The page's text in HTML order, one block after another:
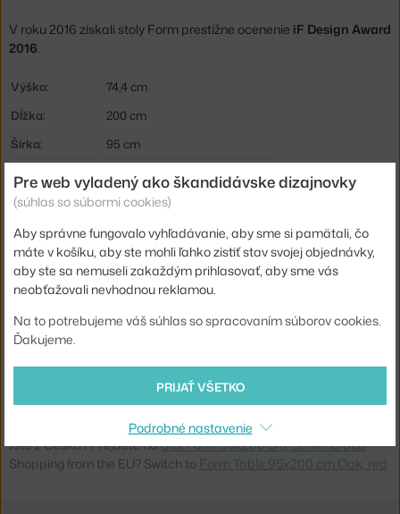
V roku 2016 získali stoly Form prestížne ocenenie iF Design Award
2016.
Výška:
74,4 cm
Dĺžka:
200 cm
Šírka:
95 cm
Farba:
červená
Materiál:
dubové drevo, linoleum
Podnož:
drevo
Tvar:
obdĺžnik
Doska:
laminát / linoleum
Typ:
Jedálenský / barový stôl
Info k produktu:
EAN
5712396001190
Jste z Česka? Přejděte naStůl Form 95x200 cm, červená/dub
Shopping from the EU? Switch to Form Table 95x200 cm Oak, red
Pre web vyladený ako škandidávske dizajnovky
(súhlas so súbormi cookies)
Aby správne fungovalo vyhľadávanie, aby sme si pamätali, čo
máte v košíku, aby ste mohli ľahko zistiť stav svojej objednávky,
aby ste sa nemuseli zakaždým prihlasovať, aby sme vás
neobťažovali nevhodnou reklamou.
Na to potrebujeme váš súhlas so spracovaním súborov cookies.
Ďakujeme.
PRIJAŤ VŠETKO
Podrobné nastavenie